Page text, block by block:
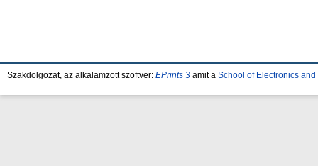
Szakdolgozat, az alkalamzott szoftver: EPrints 3 amit a School of Electronics